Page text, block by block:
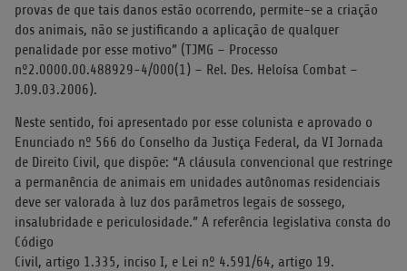
provas de que tais danos estão ocorrendo, permite-se a criação
dos animais, não se justificando a aplicação de qualquer
penalidade por esse motivo” (TJMG – Processo
nº2.0000.00.488929-4/000(1) – Rel. Des. Heloísa Combat –
J.09.03.2006).
Neste sentido, foi apresentado por esse colunista e aprovado o
Enunciado nº 566 do Conselho da Justiça Federal, da VI Jornada
de Direito Civil, que dispõe: “A cláusula convencional que restringe
a permanência de animais em unidades autônomas residenciais
deve ser valorada à luz dos parâmetros legais de sossego,
insalubridade e periculosidade.” A referência legislativa consta do
Código
Civil, artigo 1.335, inciso I, e Lei nº 4.591/64, artigo 19.